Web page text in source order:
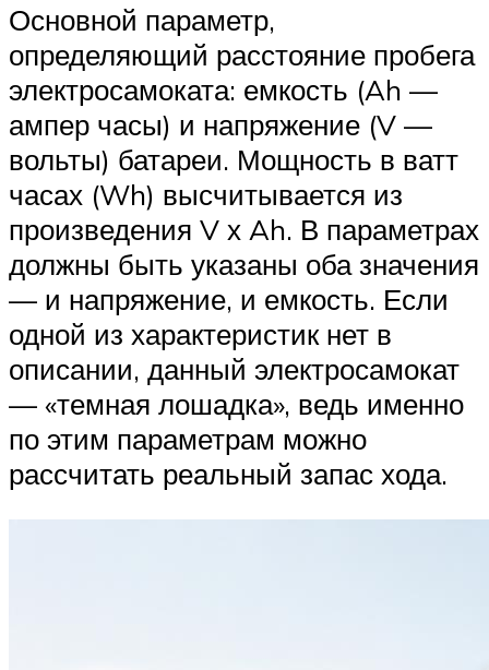
Основной параметр,
определяющий расстояние пробега
электросамоката: емкость (Ah —
ампер часы) и напряжение (V —
вольты) батареи. Мощность в ватт
часах (Wh) высчитывается из
произведения V х Ah. В параметрах
должны быть указаны оба значения
— и напряжение, и емкость. Если
одной из характеристик нет в
описании, данный электросамокат
— «темная лошадка», ведь именно
по этим параметрам можно
рассчитать реальный запас хода.